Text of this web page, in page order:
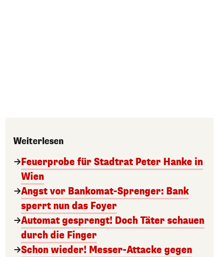
Weiterlesen
Feuerprobe für Stadtrat Peter Hanke in
Wien
Angst vor Bankomat-Sprenger: Bank
sperrt nun das Foyer
Automat gesprengt! Doch Täter schauen
durch die Finger
Schon wieder! Messer-Attacke gegen